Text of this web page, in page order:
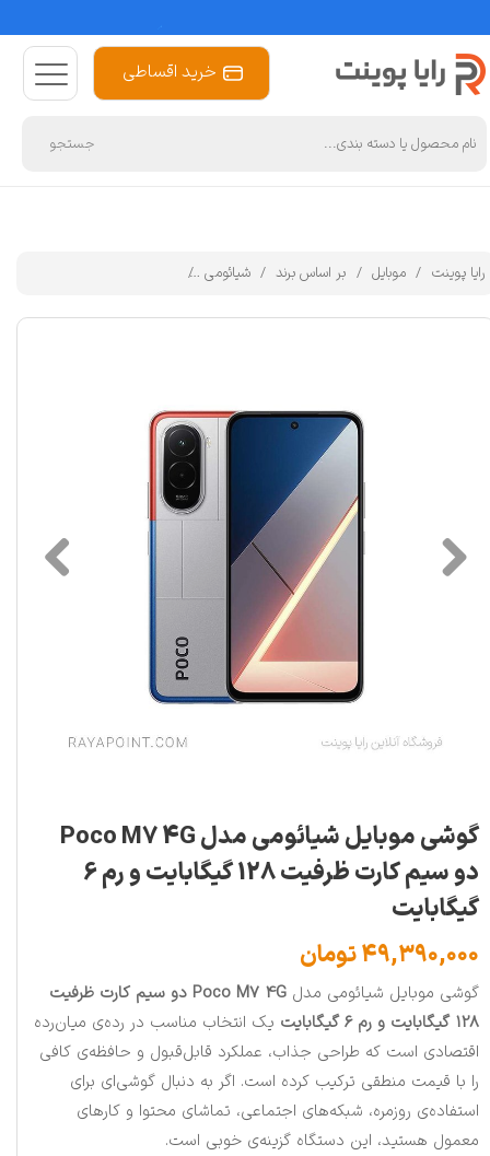
جستجو
خرید اقساطی
رایا پوینت موبایل بر اساس برند شیائومی
گوشی موبایل شیائومی مدل Poco M7 4G
دو سیم کارت ظرفیت 128 گیگابایت و رم 6
گیگابایت
۴۹,۳۹۰,۰۰۰ تومان
گوشی موبایل شیائومی مدل
Poco M7 4G دو سیم کارت ظرفیت
128 گیگابایت و رم 6 گیگابایت
یک انتخاب مناسب در رده‌ی میان‌رده
اقتصادی است که طراحی جذاب، عملکرد قابل‌قبول و حافظه‌ی کافی
را با قیمت منطقی ترکیب کرده است. اگر به دنبال گوشی‌ای برای
استفاده‌ی روزمره، شبکه‌های اجتماعی، تماشای محتوا و کارهای
معمول هستید، این دستگاه گزینه‌ی خوبی است.